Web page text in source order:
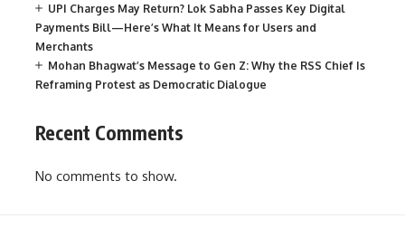
UPI Charges May Return? Lok Sabha Passes Key Digital
Payments Bill—Here’s What It Means for Users and
Merchants
Mohan Bhagwat’s Message to Gen Z: Why the RSS Chief Is
Reframing Protest as Democratic Dialogue
Recent Comments
No comments to show.